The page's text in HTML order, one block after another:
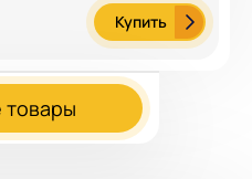
Купить
товары